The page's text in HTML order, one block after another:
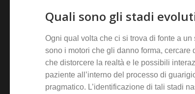
Quali sono gli stadi
Ogni qual volta che ci si trova di fonte a
sono i motori che gli danno forma,
che distorcere la realtà e le possibili
paziente all’interno del processo di
pragmatico. L’identificazione di tali stadi